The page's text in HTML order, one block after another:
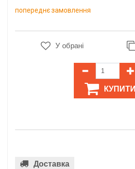
попереднє замовлення
У обрані
КУПИТИ
Доставка